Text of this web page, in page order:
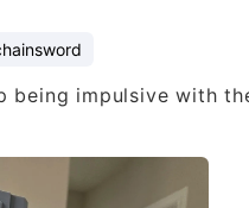
being impulsive with